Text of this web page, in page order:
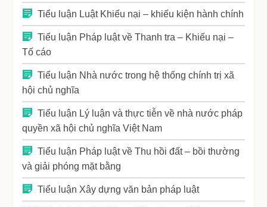
Tiểu luận Luật Khiếu nại – khiếu kiện hành chính
Tiểu luận Pháp luật về Thanh tra – Khiếu nại –
Tố cáo
Tiểu luận Nhà nước trong hệ thống chính trị xã
hội chủ nghĩa
Tiểu luận Lý luận và thực tiễn về nhà nước pháp
quyền xã hội chủ nghĩa Việt Nam
Tiểu luận Pháp luật về Thu hồi đất – bồi thường
và giải phóng mặt bằng
Tiểu luận Xây dựng văn bản pháp luật